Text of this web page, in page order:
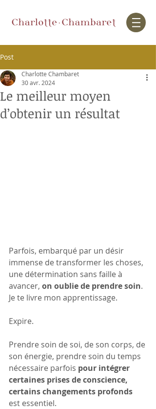
Post
Le meilleur moyen
d’obtenir un résultat
Charlotte Chambaret
30 avr. 2024
Parfois, embarqué par un désir
immense de transformer les choses,
une détermination sans faille à
avancer, on oublie de prendre soin.
Je te livre mon apprentissage.
Expire.
Prendre soin de soi, de son corps, de
son énergie, prendre soin du temps
nécessaire parfois pour intégrer
certaines prises de conscience,
certains changements profonds
est essentiel.